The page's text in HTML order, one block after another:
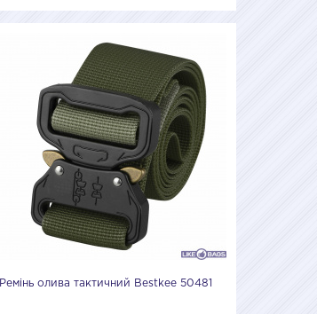
Ремінь олива тактичний Bestkee 50481